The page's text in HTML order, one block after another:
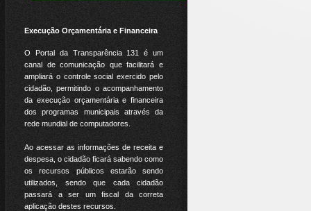
Execução Orçamentária e Financeira
O Portal da Transparência 131 é um
canal de comunicação que facilitará e
ampliará o controle social exercido pelo
cidadão, permitindo o acompanhamento
da execução orçamentária e financeira
dos programas municipais através da
rede mundial de computadores.
Ao acessar as informações de receita e
despesa, o cidadão ficará sabendo como
os recursos públicos estarão sendo
utilizados, sendo que cada cidadão
passará a ser um fiscal da correta
aplicação destes recursos.